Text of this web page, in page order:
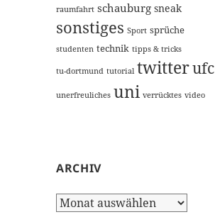
raumfahrt schauburg sneak
sonstiges Sport sprüche
studenten technik tipps & tricks
tu-dortmund tutorial twitterufc
unerfreuliches uni verrücktes video
ARCHIV
Archiv